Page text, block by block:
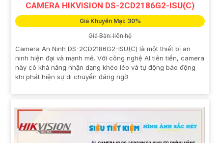
CAMERA HIKVISION DS-2CD2186G2-ISU(C)
Giá Khuyến Mại: 30%
Giá Bán: liên hệ
Camera An Ninh DS-2CD2186G2-ISU(C) là một thiết bị an
ninh hiện đại và mạnh mẽ. Với công nghệ AI tiên tiến, camera
này có khả năng nhận dạng khéo léo và tự động báo động
khi phát hiện sự di chuyển đáng ngờ